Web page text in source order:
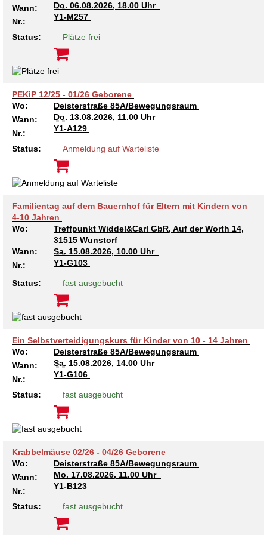
Kindertagesstätte Tresckowstraße
Kindertagesstätte Wiehbergstraße
Wann:
Do. 06.08.2026, 18.00 Uhr
Nr.:
Y1-M257
Status: Plätze frei
PEKiP 12/25 - 01/26 Geborene
Wo:
Deisterstraße 85A/Bewegungsraum
Wann:
Do. 13.08.2026, 11.00 Uhr
Nr.:
Y1-A129
Status: Anmeldung auf Warteliste
Familientag auf dem Bauernhof für Eltern mit Kindern von
4-10 Jahren
Wo:
Treffpunkt Widdel&Carl GbR, Auf der Worth 14,
31515 Wunstorf
Wann:
Sa. 15.08.2026, 10.00 Uhr
Nr.:
Y1-G103
Status: fast ausgebucht
Ein Selbstverteidigungskurs für Kinder von 10 - 14 Jahren
Wo:
Deisterstraße 85A/Bewegungsraum
Wann:
Sa. 15.08.2026, 14.00 Uhr
Nr.:
Y1-G106
Status: fast ausgebucht
Krabbelmäuse 02/26 - 04/26 Geborene
Wo:
Deisterstraße 85A/Bewegungsraum
Wann:
Mo. 17.08.2026, 11.00 Uhr
Nr.:
Y1-B123
Status: fast ausgebucht